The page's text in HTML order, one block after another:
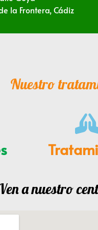
la Frontera, Cádiz
Nuestro
a nuestro